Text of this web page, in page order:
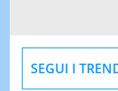
SEGUI I